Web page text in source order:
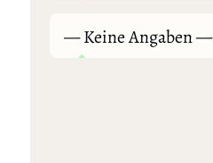
— Keine Angaben —